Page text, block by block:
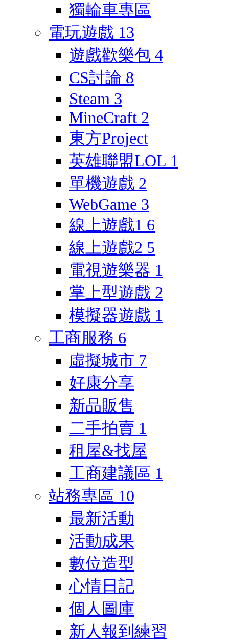
獨輪車專區
電玩遊戲 13
遊戲歡樂包 4
CS討論 8
Steam 3
MineCraft 2
東方Project
英雄聯盟LOL 1
單機遊戲 2
WebGame 3
線上遊戲1 6
線上遊戲2 5
電視遊樂器 1
掌上型遊戲 2
模擬器遊戲 1
工商服務 6
虛擬城市 7
好康分享
新品販售
二手拍賣 1
租屋&找屋
工商建議區 1
站務專區 10
最新活動
活動成果
數位造型
心情日記
個人圖庫
新人報到練習